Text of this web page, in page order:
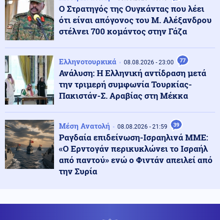
περιοχές λόγω υψηλού κινδύνου πυρκαγιάς
Κοινωνία 09.08.2026 - 15:53
αρχαιολογικούς χώρους
Κόσμος 09.08.2026 - 15:46
Ποδοσφαιριστής έδιωξε την μπάλα στο δρόμο και
προκάλεσε καραμπόλα (βίντεο)
Πολιτική 09.08.2026 - 15:35
Σκέρτσος: «Στατιστική παγίδα» τα στοιχεία για τις
καταθέσεις κάτω των 1.000 ευρώ
Ο Στρατηγός της Ουγκάντας που λέει
ότι είναι απόγονος του Μ. Αλέξανδρου
στέλνει 700 κομάντος στην Γάζα
Ελληνοτουρκικά 08.08.2026 - 23:00 77
Ανάλυση: Η Ελληνική αντίδραση μετά
την τριμερή συμφωνία Τουρκίας-
Πακιστάν-Σ. Αραβίας στη Μέκκα
Μέση Ανατολή 08.08.2026 - 21:59 39
Ραγδαία επιδείνωση-Ισραηλινά ΜΜΕ:
«Ο Ερντογάν περικυκλώνει το Ισραήλ
από παντού» ενώ ο Φιντάν απειλεί από
την Συρία